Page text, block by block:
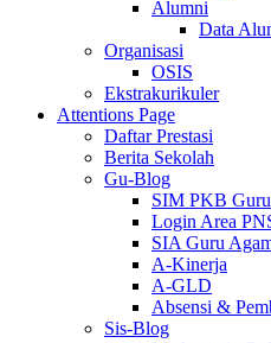
Alumni
Data
Organisasi
OSIS
Ekstrakurikuler
Attentions Page
Daftar Prestasi
Berita Sekolah
Gu-Blog
SIM PKB Guru
Login Area
SIA Guru
A-Kinerja
A-GLD
Absensi &
Sis-Blog